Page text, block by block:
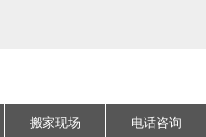
搬家现场 电话咨询